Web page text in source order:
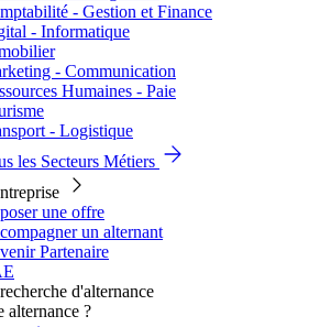
- Gestion et Finance
- Informatique
- Communication
Humaines - Paie
- Logistique
les Secteurs Métiers
une offre
un alternant
Partenaire
alternance ?